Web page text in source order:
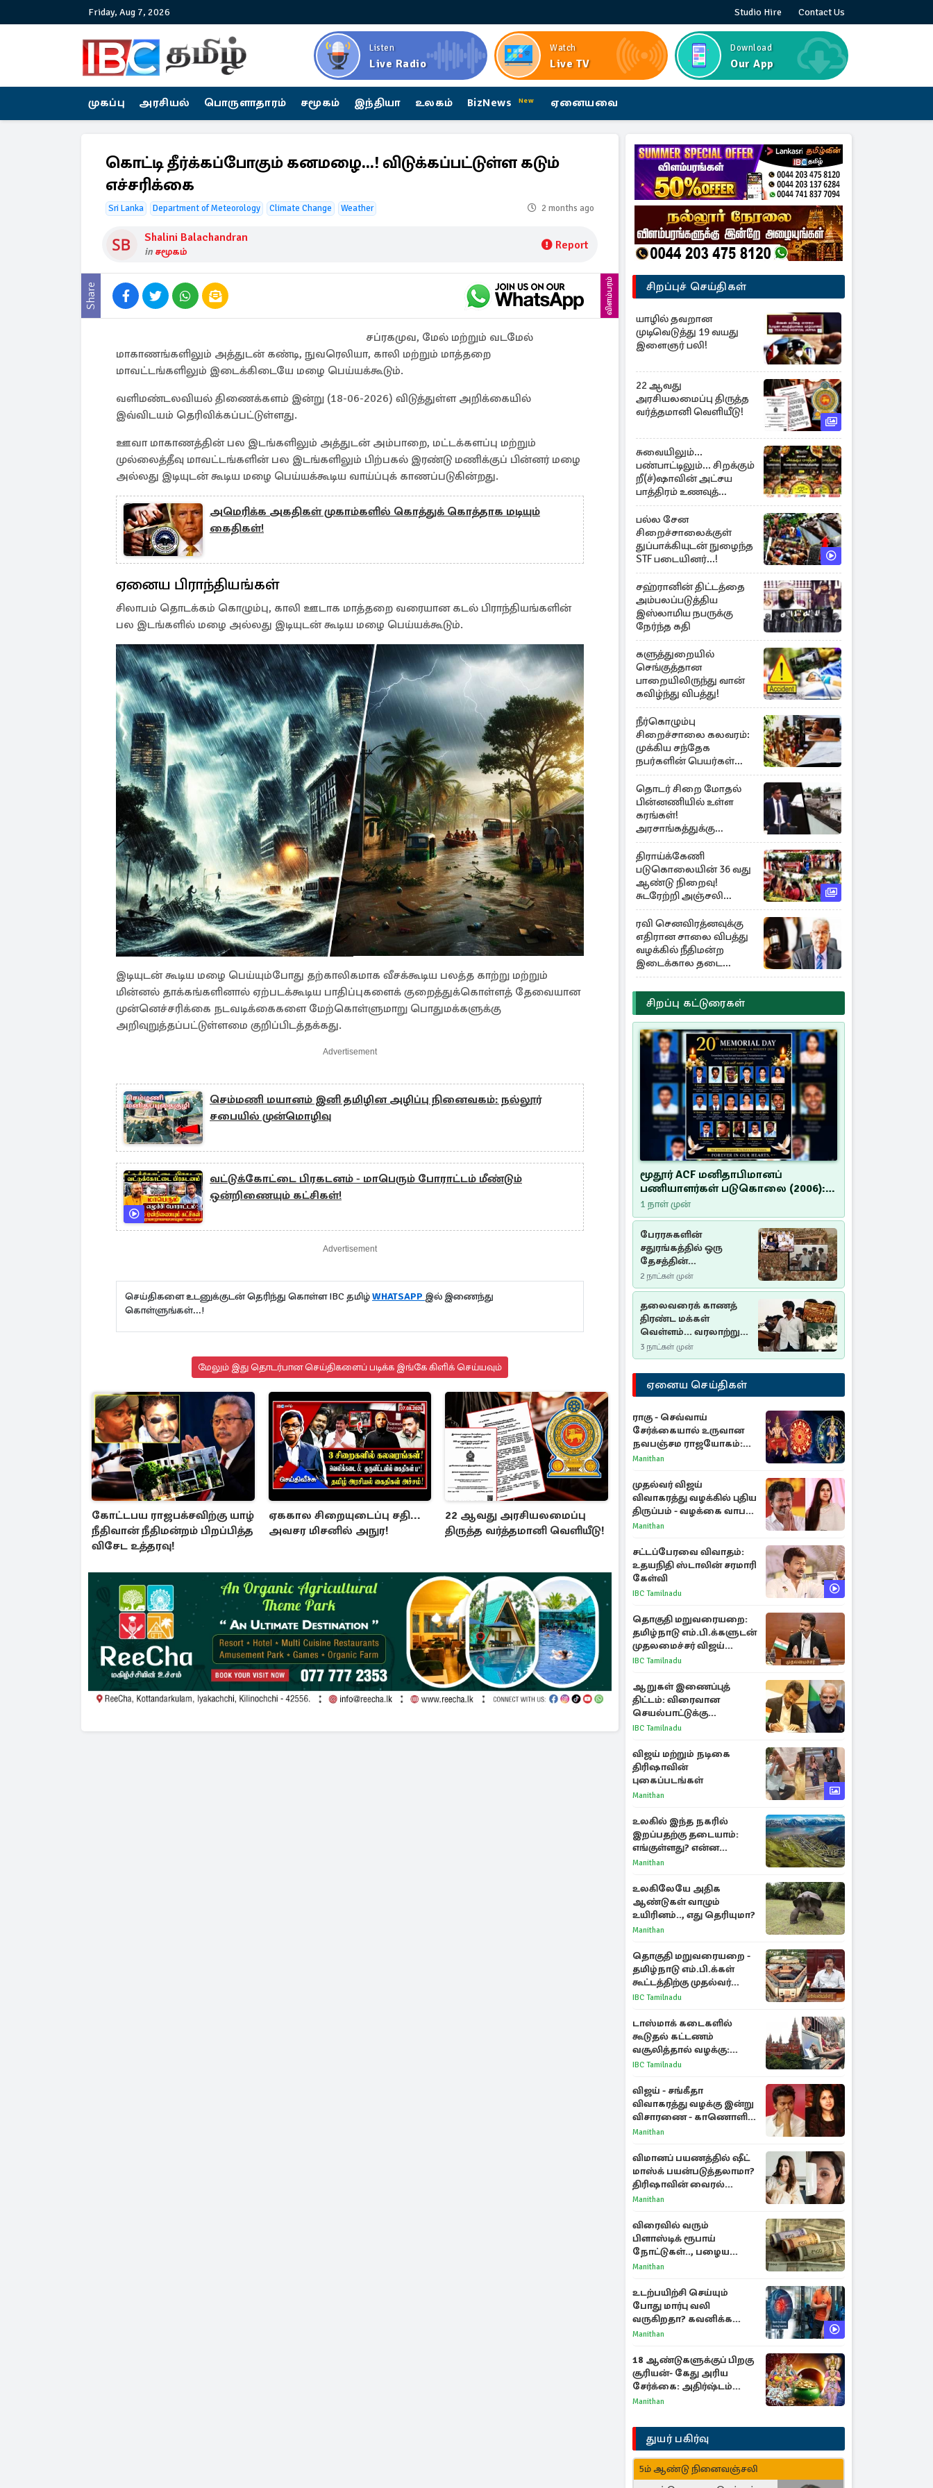
Friday, Aug 7, 2026 Studio Hire Contact Us
Listen
Live Radio
Watch
Live TV
Download
Our App
முகப்பு அரசியல் பொருளாதாரம் சமூகம் இந்தியா உலகம் BizNews New ஏனையவை
கொட்டி தீர்க்கப்போகும் கனமழை...! விடுக்கப்பட்டுள்ள கடும்
எச்சரிக்கை
Sri Lanka Department of Meteorology Climate Change Weather 2 months ago
Shalini Balachandran
in சமூகம் Report
Share விளம்பரம்
சப்ரகமுவ, மேல் மற்றும் வடமேல்
மாகாணங்களிலும் அத்துடன் கண்டி, நுவரெலியா, காலி மற்றும் மாத்தறை
மாவட்டங்களிலும் இடைக்கிடையே மழை பெய்யக்கூடும்.
வளிமண்டலவியல் திணைக்களம் இன்று (18-06-2026) விடுத்துள்ள அறிக்கையில்
இவ்விடயம் தெரிவிக்கப்பட்டுள்ளது.
ஊவா மாகாணத்தின் பல இடங்களிலும் அத்துடன் அம்பாறை, மட்டக்களப்பு மற்றும்
முல்லைத்தீவு மாவட்டங்களின் பல இடங்களிலும் பிற்பகல் இரண்டு மணிக்குப் பின்னர் மழை
அல்லது இடியுடன் கூடிய மழை பெய்யக்கூடிய வாய்ப்புக் காணப்படுகின்றது.
அமெரிக்க அகதிகள் முகாம்களில் கொத்துக் கொத்தாக மடியும்
கைதிகள்!
ஏனைய பிராந்தியங்கள்
சிலாபம் தொடக்கம் கொழும்பு, காலி ஊடாக மாத்தறை வரையான கடல் பிராந்தியங்களின்
பல இடங்களில் மழை அல்லது இடியுடன் கூடிய மழை பெய்யக்கூடும்.
இடியுடன் கூடிய மழை பெய்யும்போது தற்காலிகமாக வீசக்கூடிய பலத்த காற்று மற்றும்
மின்னல் தாக்கங்களினால் ஏற்படக்கூடிய பாதிப்புகளைக் குறைத்துக்கொள்ளத் தேவையான
முன்னெச்சரிக்கை நடவடிக்கைகளை மேற்கொள்ளுமாறு பொதுமக்களுக்கு
அறிவுறுத்தப்பட்டுள்ளமை குறிப்பிடத்தக்கது.
Advertisement
செம்மணி மயானம் இனி தமிழின அழிப்பு நினைவகம்: நல்லூர்
சபையில் முன்மொழிவு
வட்டுக்கோட்டை பிரகடனம் - மாபெரும் போராட்டம் மீண்டும்
ஒன்றிணையும் கட்சிகள்!
Advertisement
செய்திகளை உடனுக்குடன் தெரிந்து கொள்ள IBC தமிழ்WHATSAPP இல் இணைந்து
கொள்ளுங்கள்...!
மேலும் இது தொடர்பான செய்திகளைப் படிக்க இங்கே கிளிக் செய்யவும்
கோட்டபய ராஜபக்சவிற்கு யாழ்
நீதிவான் நீதிமன்றம் பிறப்பித்த
விசேட உத்தரவு!
ஏககால சிறையுடைப்பு சதி...
அவசர மிசனில் அநுர!
22 ஆவது அரசியலமைப்பு
திருத்த வர்த்தமானி வெளியீடு!
சிறப்புச் செய்திகள்
யாழில் தவறான
முடிவெடுத்து 19 வயது
இளைஞர் பலி!
22 ஆவது
அரசியலமைப்பு திருத்த
வர்த்தமானி வெளியீடு!
சுவையிலும்...
பண்பாட்டிலும்... சிறக்கும்
றீ(ச்)ஷாவின் அட்சய
பாத்திரம் உணவுத்
திருவிழா ஆரம்பம்
பல்ல சேன
சிறைச்சாலைக்குள்
துப்பாக்கியுடன் நுழைந்த
STF படையினர்...!
சஹ்ரானின் திட்டத்தை
அம்பலப்படுத்திய
இஸ்லாமிய நபருக்கு
நேர்ந்த கதி
களுத்துறையில்
செங்குத்தான
பாறையிலிருந்து வான்
கவிழ்ந்து விபத்து!
நீர்கொழும்பு
சிறைச்சாலை கலவரம்:
முக்கிய சந்தேக
நபர்களின் பெயர்கள்
நீதிமன்றில் சமர்ப்பிப்பு!
தொடர் சிறை மோதல்
பின்னணியில் உள்ள
கரங்கள்!
அரசாங்கத்துக்கு
கிடைத்த புலனாய்வு
தகவல்
திராய்க்கேணி
படுகொலையின் 36 வது
ஆண்டு நிறைவு!
சுடரேற்றி அஞ்சலி
செலுத்திய மக்கள்
ரவி செனவிரத்னவுக்கு
எதிரான சாலை விபத்து
வழக்கில் நீதிமன்ற
இடைக்கால தடை
உத்தரவு!
சிறப்பு கட்டுரைகள்
மூதூர் ACF மனிதாபிமானப்
பணியாளர்கள் படுகொலை (2006):
20 ஆண்டுகளாகியும் நீதி
மறுக்கப்பட்ட மனிதாபிமானப்
பேரவலம்
1 நாள் முன்
பேரரசுகளின்
சதுரங்கத்தில் ஒரு
தேசத்தின்
தீர்க்கதரிசனம் :
சுதுமலை பிரகடனம்
ஒரு வரலாற்றுப் பாடம்
2 நாட்கள் முன்
தலைவரைக் காணத்
திரண்ட மக்கள்
வெள்ளம்... வரலாற்றுச்
சிறப்புமிக்க சுதுமலைப்
பிரகடனம்…
3 நாட்கள் முன்
ஏனைய செய்திகள்
ராகு - செவ்வாய்
சேர்க்கையால் உருவான
நவபஞ்சம ராஜயோகம்:
அதிர்ஷ்டம் பெறும் 3
Manithan
முதல்வர் விஜய்
விவாகரத்து வழக்கில் புதிய
திருப்பம் - வழக்கை வாபஸ்
பெற்ற சங்கீதா!
Manithan
சட்டப்பேரவை விவாதம்:
உதயநிதி ஸ்டாலின் சரமாரி
கேள்வி
IBC Tamilnadu
தொகுதி மறுவரையறை:
தமிழ்நாடு எம்.பி.க்களுடன்
முதலமைச்சர் விஜய்
ஆலோசனை
IBC Tamilnadu
ஆறுகள் இணைப்புத்
திட்டம்: விரைவான
செயல்பாட்டுக்கு
பிரதமருக்கு முதலமைச்சர்
IBC Tamilnadu
விஜய் மற்றும் நடிகை
திரிஷாவின்
புகைப்படங்கள்
Manithan
உலகில் இந்த நகரில்
இறப்பதற்கு தடையாம்:
எங்குள்ளது? என்ன
காரணம் தெரியுமா?
Manithan
உலகிலேயே அதிக
ஆண்டுகள் வாழும்
உயிரினம்.., எது தெரியுமா?
Manithan
தொகுதி மறுவரையறை -
தமிழ்நாடு எம்.பி.க்கள்
கூட்டத்திற்கு முதல்வர்
விஜய் அழைப்பு
IBC Tamilnadu
டாஸ்மாக் கடைகளில்
கூடுதல் கட்டணம்
வசூலித்தால் வழக்கு:
சென்னை உயர்நீதிமன்றம்
IBC Tamilnadu
விஜய் - சங்கீதா
விவாகரத்து வழக்கு இன்று
விசாரணை - காணொளி
மூலம் ஆஜராக வாய்ப்பு
Manithan
விமானப் பயணத்தில் ஷீட்
மாஸ்க் பயன்படுத்தலாமா?
திரிஷாவின் வைரல்
செல்ஃபிக்கு மருத்துவர்
Manithan
விரைவில் வரும்
பிளாஸ்டிக் ரூபாய்
நோட்டுகள்.., பழைய
காகித நோட்டுகள்
Manithan
உடற்பயிற்சி செய்யும்
போது மார்பு வலி
வருகிறதா? கவனிக்க
வேண்டிய எச்சரிக்கை
Manithan
18 ஆண்டுகளுக்குப் பிறகு
சூரியன்- கேது அரிய
சேர்க்கை: அதிர்ஷ்டம்
பெறும் 3 ராசிகள்!
Manithan
துயர் பகிர்வு
5ம் ஆண்டு நினைவஞ்சலி